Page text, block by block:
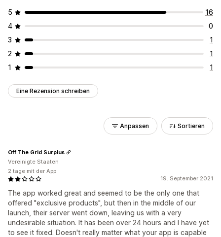
5
16
4
0
3
1
2
1
1
1
Eine Rezension schreiben
Anpassen Sortieren
19. September 2021
The app worked great and seemed to be the only one that
offered "exclusive products", but then in the middle of our
launch, their server went down, leaving us with a very
undesirable situation. It has been over 24 hours and I have yet
to see it fixed. Doesn't really matter what your app is capable
Off The Grid Surplus
Vereinigte Staaten
2 tage mit der App